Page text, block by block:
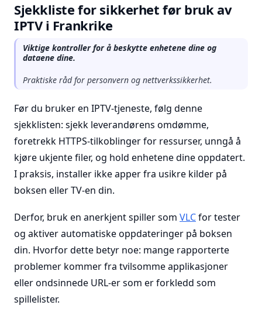
Sjekkliste for sikkerhet før bruk av
IPTV i Frankrike
Viktige kontroller for å beskytte enhetene dine og
dataene dine.
Praktiske råd for personvern og nettverkssikkerhet.
Før du bruker en IPTV-tjeneste, følg denne
sjekklisten: sjekk leverandørens omdømme,
foretrekk HTTPS-tilkoblinger for ressurser, unngå å
kjøre ukjente filer, og hold enhetene dine oppdatert.
I praksis, installer ikke apper fra usikre kilder på
boksen eller TV-en din.
Derfor, bruk en anerkjent spiller som VLCfor tester
og aktiver automatiske oppdateringer på boksen
din. Hvorfor dette betyr noe: mange rapporterte
problemer kommer fra tvilsomme applikasjoner
eller ondsinnede URL-er som er forkledd som
spillelister.